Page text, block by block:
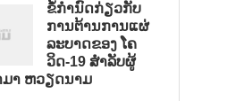
ຂໍ້ກຳນົດກ່ຽວກັບ
ການຕ້ານການແຜ່
ລະບາດຂອງ ໂຄ
ວິດ-19 ສຳລັບຜູ້
ມາ ຫວຽດນາມ